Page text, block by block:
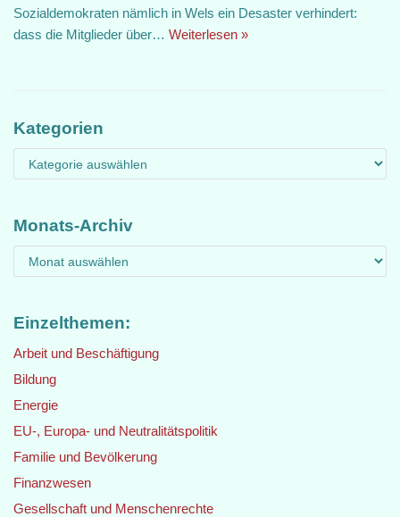
Sozialdemokraten nämlich in Wels ein Desaster verhindert:
dass die Mitglieder über… Weiterlesen »
Kategorien
Monats-Archiv
Einzelthemen:
Arbeit und Beschäftigung
Bildung
Energie
EU-, Europa- und Neutralitätspolitik
Familie und Bevölkerung
Finanzwesen
Gesellschaft und Menschenrechte